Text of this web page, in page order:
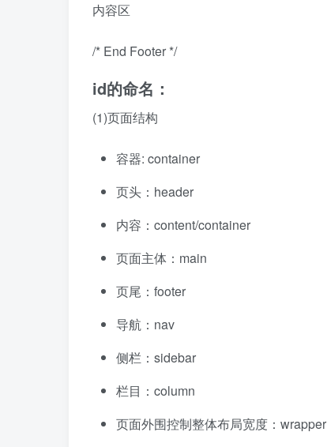
内容区
/* End Footer */
id的命名：
(1)页面结构
容器: container
页头：header
内容：content/container
页面主体：main
页尾：footer
导航：nav
侧栏：sidebar
栏目：column
页面外围控制整体布局宽度：wrapper